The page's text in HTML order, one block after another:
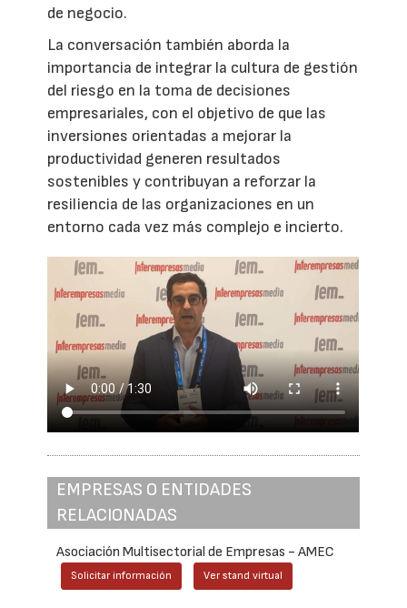
de negocio.
La conversación también aborda la
importancia de integrar la cultura de gestión
del riesgo en la toma de decisiones
empresariales, con el objetivo de que las
inversiones orientadas a mejorar la
productividad generen resultados
sostenibles y contribuyan a reforzar la
resiliencia de las organizaciones en un
entorno cada vez más complejo e incierto.
EMPRESAS O ENTIDADES
RELACIONADAS
Asociación Multisectorial de Empresas - AMEC
Solicitar información Ver stand virtual